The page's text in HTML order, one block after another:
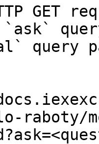
GET
query
raboty/